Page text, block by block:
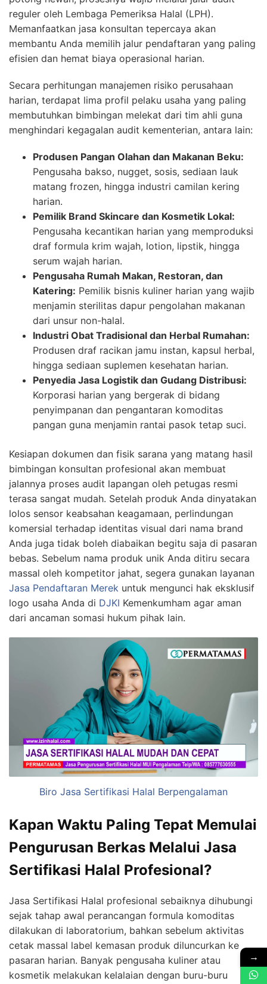
reguler oleh Lembaga Pemeriksa Halal (LPH).
Memanfaatkan jasa konsultan tepercaya akan
membantu Anda memilih jalur pendaftaran yang paling
efisien dan hemat biaya operasional harian.
Secara perhitungan manajemen risiko perusahaan
harian, terdapat lima profil pelaku usaha yang paling
membutuhkan bimbingan melekat dari tim ahli guna
menghindari kegagalan audit kementerian, antara lain:
Produsen Pangan Olahan dan Makanan Beku:
Pengusaha bakso, nugget, sosis, sediaan lauk
matang frozen, hingga industri camilan kering
harian.
Pemilik Brand Skincare dan Kosmetik Lokal:
Pengusaha kecantikan harian yang memproduksi
draf formula krim wajah, lotion, lipstik, hingga
serum wajah harian.
Pengusaha Rumah Makan, Restoran, dan
Katering: Pemilik bisnis kuliner harian yang wajib
menjamin sterilitas dapur pengolahan makanan
dari unsur non-halal.
Industri Obat Tradisional dan Herbal Rumahan:
Produsen draf racikan jamu instan, kapsul herbal,
hingga sediaan suplemen kesehatan harian.
Penyedia Jasa Logistik dan Gudang Distribusi:
Korporasi harian yang bergerak di bidang
penyimpanan dan pengantaran komoditas
pangan guna menjamin rantai pasok tetap suci.
Kesiapan dokumen dan fisik sarana yang matang hasil
bimbingan konsultan profesional akan membuat
jalannya proses audit lapangan oleh petugas resmi
terasa sangat mudah. Setelah produk Anda dinyatakan
lolos sensor keabsahan keagamaan, perlindungan
komersial terhadap identitas visual dari nama brand
Anda juga tidak boleh diabaikan begitu saja di pasaran
bebas. Sebelum nama produk unik Anda ditiru secara
massal oleh kompetitor jahat, segera gunakan layanan
Jasa Pendaftaran Merek untuk mengunci hak eksklusif
logo usaha Anda di DJKI Kemenkumham agar aman
dari ancaman somasi hukum pihak lain.
Biro Jasa Sertifikasi Halal Berpengalaman
Kapan Waktu Paling Tepat Memulai
Pengurusan Berkas Melalui Jasa
Sertifikasi Halal Profesional?
Jasa Sertifikasi Halal profesional sebaiknya dihubungi
sejak tahap awal perancangan formula komoditas
dilakukan di laboratorium, bahkan sebelum aktivitas
cetak massal label kemasan produk diluncurkan ke
pasaran harian. Banyak pengusaha kuliner atau
kosmetik melakukan kelalaian dengan buru-buru
→